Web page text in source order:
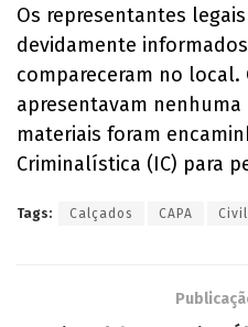
Os representantes
devidamente
compareceram no local.
apresentavam
materiais foram
Criminalística (IC) para
Tags: Calçados CAPA Civil